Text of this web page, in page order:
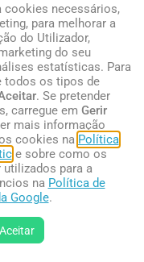
Cristais para a
R$ 103,90
cookies necessários,
para melhorar a
do Utilizador,
do seu
estatísticas. Para
todos os tipos de
. Se pretender
carregue em Gerir
mais informação
cookies na Política
e sobre como os
utilizados para a
na Política de
Google.
Aceitar